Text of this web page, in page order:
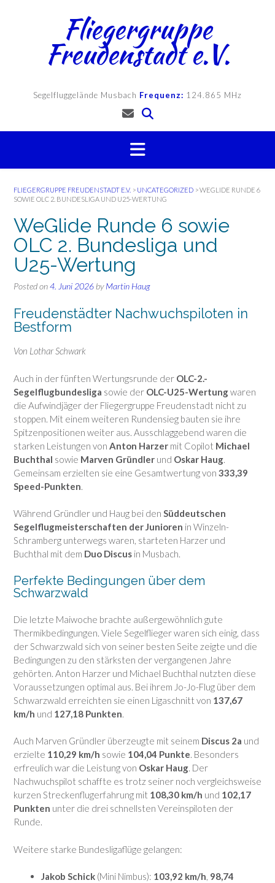
Fliegergruppe
Freudenstadt e.V.
Segelfluggelände Musbach Frequenz: 124.865 MHz
FLIEGERGRUPPE FREUDENSTADT E.V. > UNCATEGORIZED >WEGLIDE RUNDE 6
SOWIE OLC 2. BUNDESLIGA UND U25-WERTUNG
WeGlide Runde 6 sowie
OLC 2. Bundesliga und
U25-Wertung
Posted on4. Juni 2026 byMartin Haug
Freudenstädter Nachwuchspiloten in
Bestform
Von Lothar Schwark
Auch in der fünften Wertungsrunde der OLC-2.-
Segelflugbundesliga sowie der OLC-U25-Wertungwaren
die Aufwindjäger der Fliegergruppe Freudenstadt nicht zu
stoppen. Mit einem weiteren Rundensieg bauten sie ihre
Spitzenpositionen weiter aus. Ausschlaggebend waren die
starken Leistungen von Anton Harzer mit Copilot Michael
Buchthal sowie Marven Gründler und Oskar Haug
Gemeinsam erzielten sie eine Gesamtwertung von 333,39
Speed-Punkten
Während Gründler und Haug bei den Süddeutschen
Segelflugmeisterschaften der Junioren in Winzeln-
Schramberg unterwegs waren, starteten Harzer und
Buchthal mit dem Duo Discus in Musbach.
Perfekte Bedingungen über dem
Schwarzwald
Die letzte Maiwoche brachte außergewöhnlich gute
Thermikbedingungen. Viele Segelflieger waren sich einig, dass
der Schwarzwald sich von seiner besten Seite zeigte und die
Bedingungen zu den stärksten der vergangenen Jahre
gehörten. Anton Harzer und Michael Buchthal nutzten diese
Voraussetzungen optimal aus. Bei ihrem Jo-Jo-Flug über dem
Schwarzwald erreichten sie einen Ligaschnitt von 137,67
km/h und 127,18 Punkten
Auch Marven Gründler überzeugte mit seinem Discus 2a und
erzielte 110,29 km/h sowie 104,04 Punkte. Besonders
erfreulich war die Leistung von Oskar Haug. Der
Nachwuchspilot schaffte es trotz seiner noch vergleichsweise
kurzen Streckenflugerfahrung mit 108,30 km/h und 102,17
Punkten unter die drei schnellsten Vereinspiloten der
Runde.
Weitere starke Bundesligaflüge gelangen:
Jakob Schick (Mini Nimbus): 103,92 km/h, 98,74